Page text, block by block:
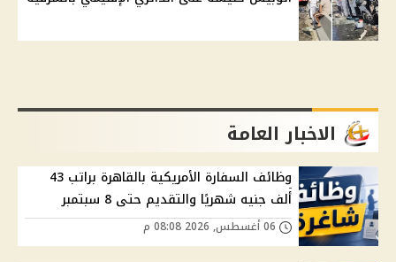
الاخبار العامة
وظائف السفارة الأمريكية بالقاهرة براتب 43
ألف جنيه شهريًا والتقديم حتى 8 سبتمبر